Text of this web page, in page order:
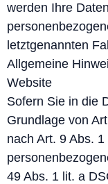
werden Ihre
letztgenannten
Allgemeine
Website
Sofern Sie in die
Grundlage von
nach Art. 9 Abs.
49 Abs. 1 lit. a